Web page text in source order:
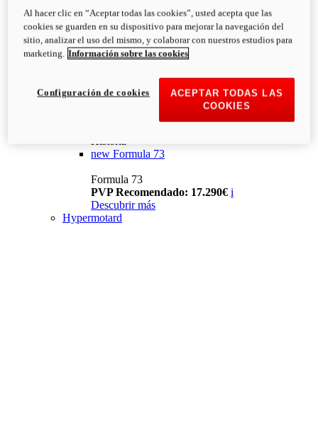
Historia
new Formula 73
Formula 73
PVP Recomendado: 17.290€ i
Descubrir más
Hypermotard
Al hacer clic en “Aceptar todas las cookies”, usted acepta que las
cookies se guarden en su dispositivo para mejorar la navegación del
sitio, analizar el uso del mismo, y colaborar con nuestros estudios para
marketing. Información sobre las cookies
ACEPTAR TODAS LAS
COOKIES
Configuración de cookies